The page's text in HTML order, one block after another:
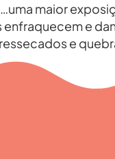
maior
e
e